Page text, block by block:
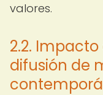
valores.
2.2.
difusión de